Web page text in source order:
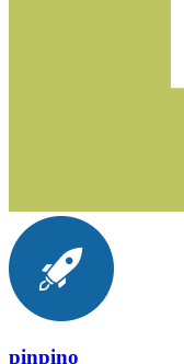
pinpino